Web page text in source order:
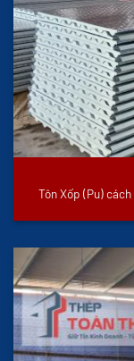
Tôn Xốp (Pu)